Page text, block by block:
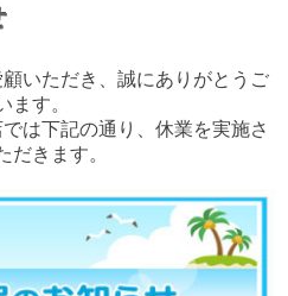
いただき、誠にありがとうご
ます。
は下記の通り、休業を実施さ
だきます。